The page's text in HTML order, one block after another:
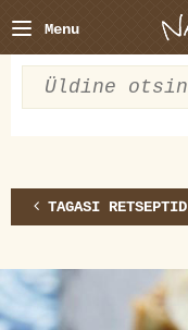
Menu
TAGASI RETSEPTID